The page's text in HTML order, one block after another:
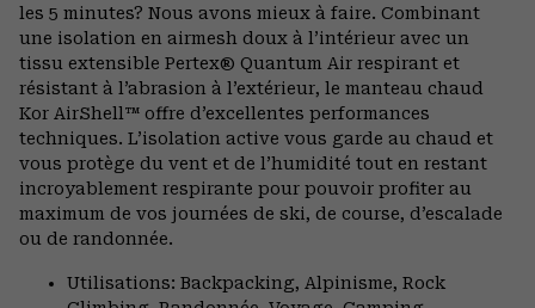
les 5 minutes? Nous avons mieux à faire. Combinant
une isolation en airmesh doux à l’intérieur avec un
tissu extensible Pertex® Quantum Air respirant et
résistant à l’abrasion à l’extérieur, le manteau chaud
Kor AirShell™ offre d’excellentes performances
techniques. L’isolation active vous garde au chaud et
vous protège du vent et de l’humidité tout en restant
incroyablement respirante pour pouvoir profiter au
maximum de vos journées de ski, de course, d’escalade
ou de randonnée.
Utilisations: Backpacking, Alpinisme, Rock